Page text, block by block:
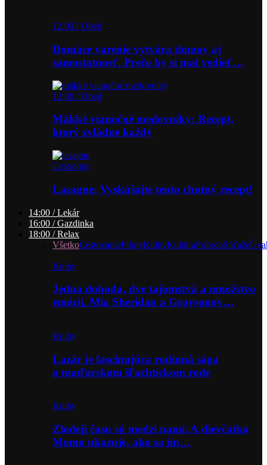
12:00 / Obed
Domáce varenie vytvára domov aj
samostatnosť. Prečo by si mal vedieť…
12:00 / Obed
Mäkké vianočné medovníky: Recept,
ktorý zvládne každý
Cestoviny
Lasagne: Vyskúšajte tento chutný recept!
14:00 / Lekár
16:00 / Gazdinka
18:00 / Relax
VšetkoCestovanieFilmyKnihyKultúraPrírodaSúťaže
Knihy
Jedna dohoda, dve tajomstvá a množstvo
emócií. Mia Sheridan a Graysonov…
Knihy
Lazár je fascinujúca rodinná sága
o maďarskom šľachtickom rode
Knihy
Zlodeji času sú medzi nami. A dievčatko
Momo ukazuje, ako sa im…